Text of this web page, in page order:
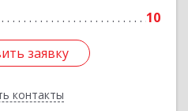
10
заявку
контакты
заявку